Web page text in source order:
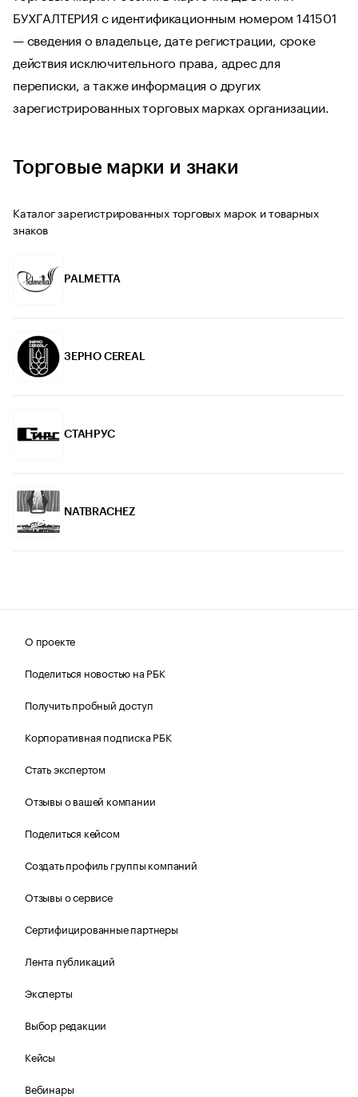
БУХГАЛТЕРИЯ с идентификационным номером 141501
— сведения о владельце, дате регистрации, сроке
действия исключительного права, адрес для
переписки, а также информация о других
зарегистрированных торговых марках организации.
Торговые марки и знаки
Каталог зарегистрированных торговых марок и товарных
знаков
PALMETTA
ЗЕРНО CEREAL
СТАНРУС
NATBRACHEZ
О проекте
Поделиться новостью на РБК
Получить пробный доступ
Корпоративная подписка РБК
Стать экспертом
Отзывы о вашей компании
Поделиться кейсом
Создать профиль группы компаний
Отзывы о сервисе
Сертифицированные партнеры
Лента публикаций
Эксперты
Выбор редакции
Кейсы
Вебинары